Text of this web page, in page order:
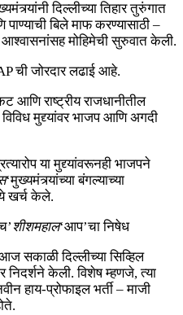
दिल्लीच्या तिहार तुरुंगात
बिले माफ करण्यासाठी –
मोहिमेची सुरुवात केली.
ची जोरदार लढाई आहे.
आणि राष्ट्रीय राजधानीतील
मुद्द्यांवर भाजप आणि अगदी
या मुद्द्यांवरूनही भाजपने
‘मुख्यमंत्र्यांच्या बंगल्याच्या
खर्च केले.
शीशमहाल‘आप’चा निषेध
सकाळी दिल्लीच्या सिव्हिल
निदर्शने केली. विशेष म्हणजे, त्या
हाय-प्रोफाइल भर्ती – माजी